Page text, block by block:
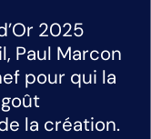
2025
Paul Marcon
pour qui la
la création.